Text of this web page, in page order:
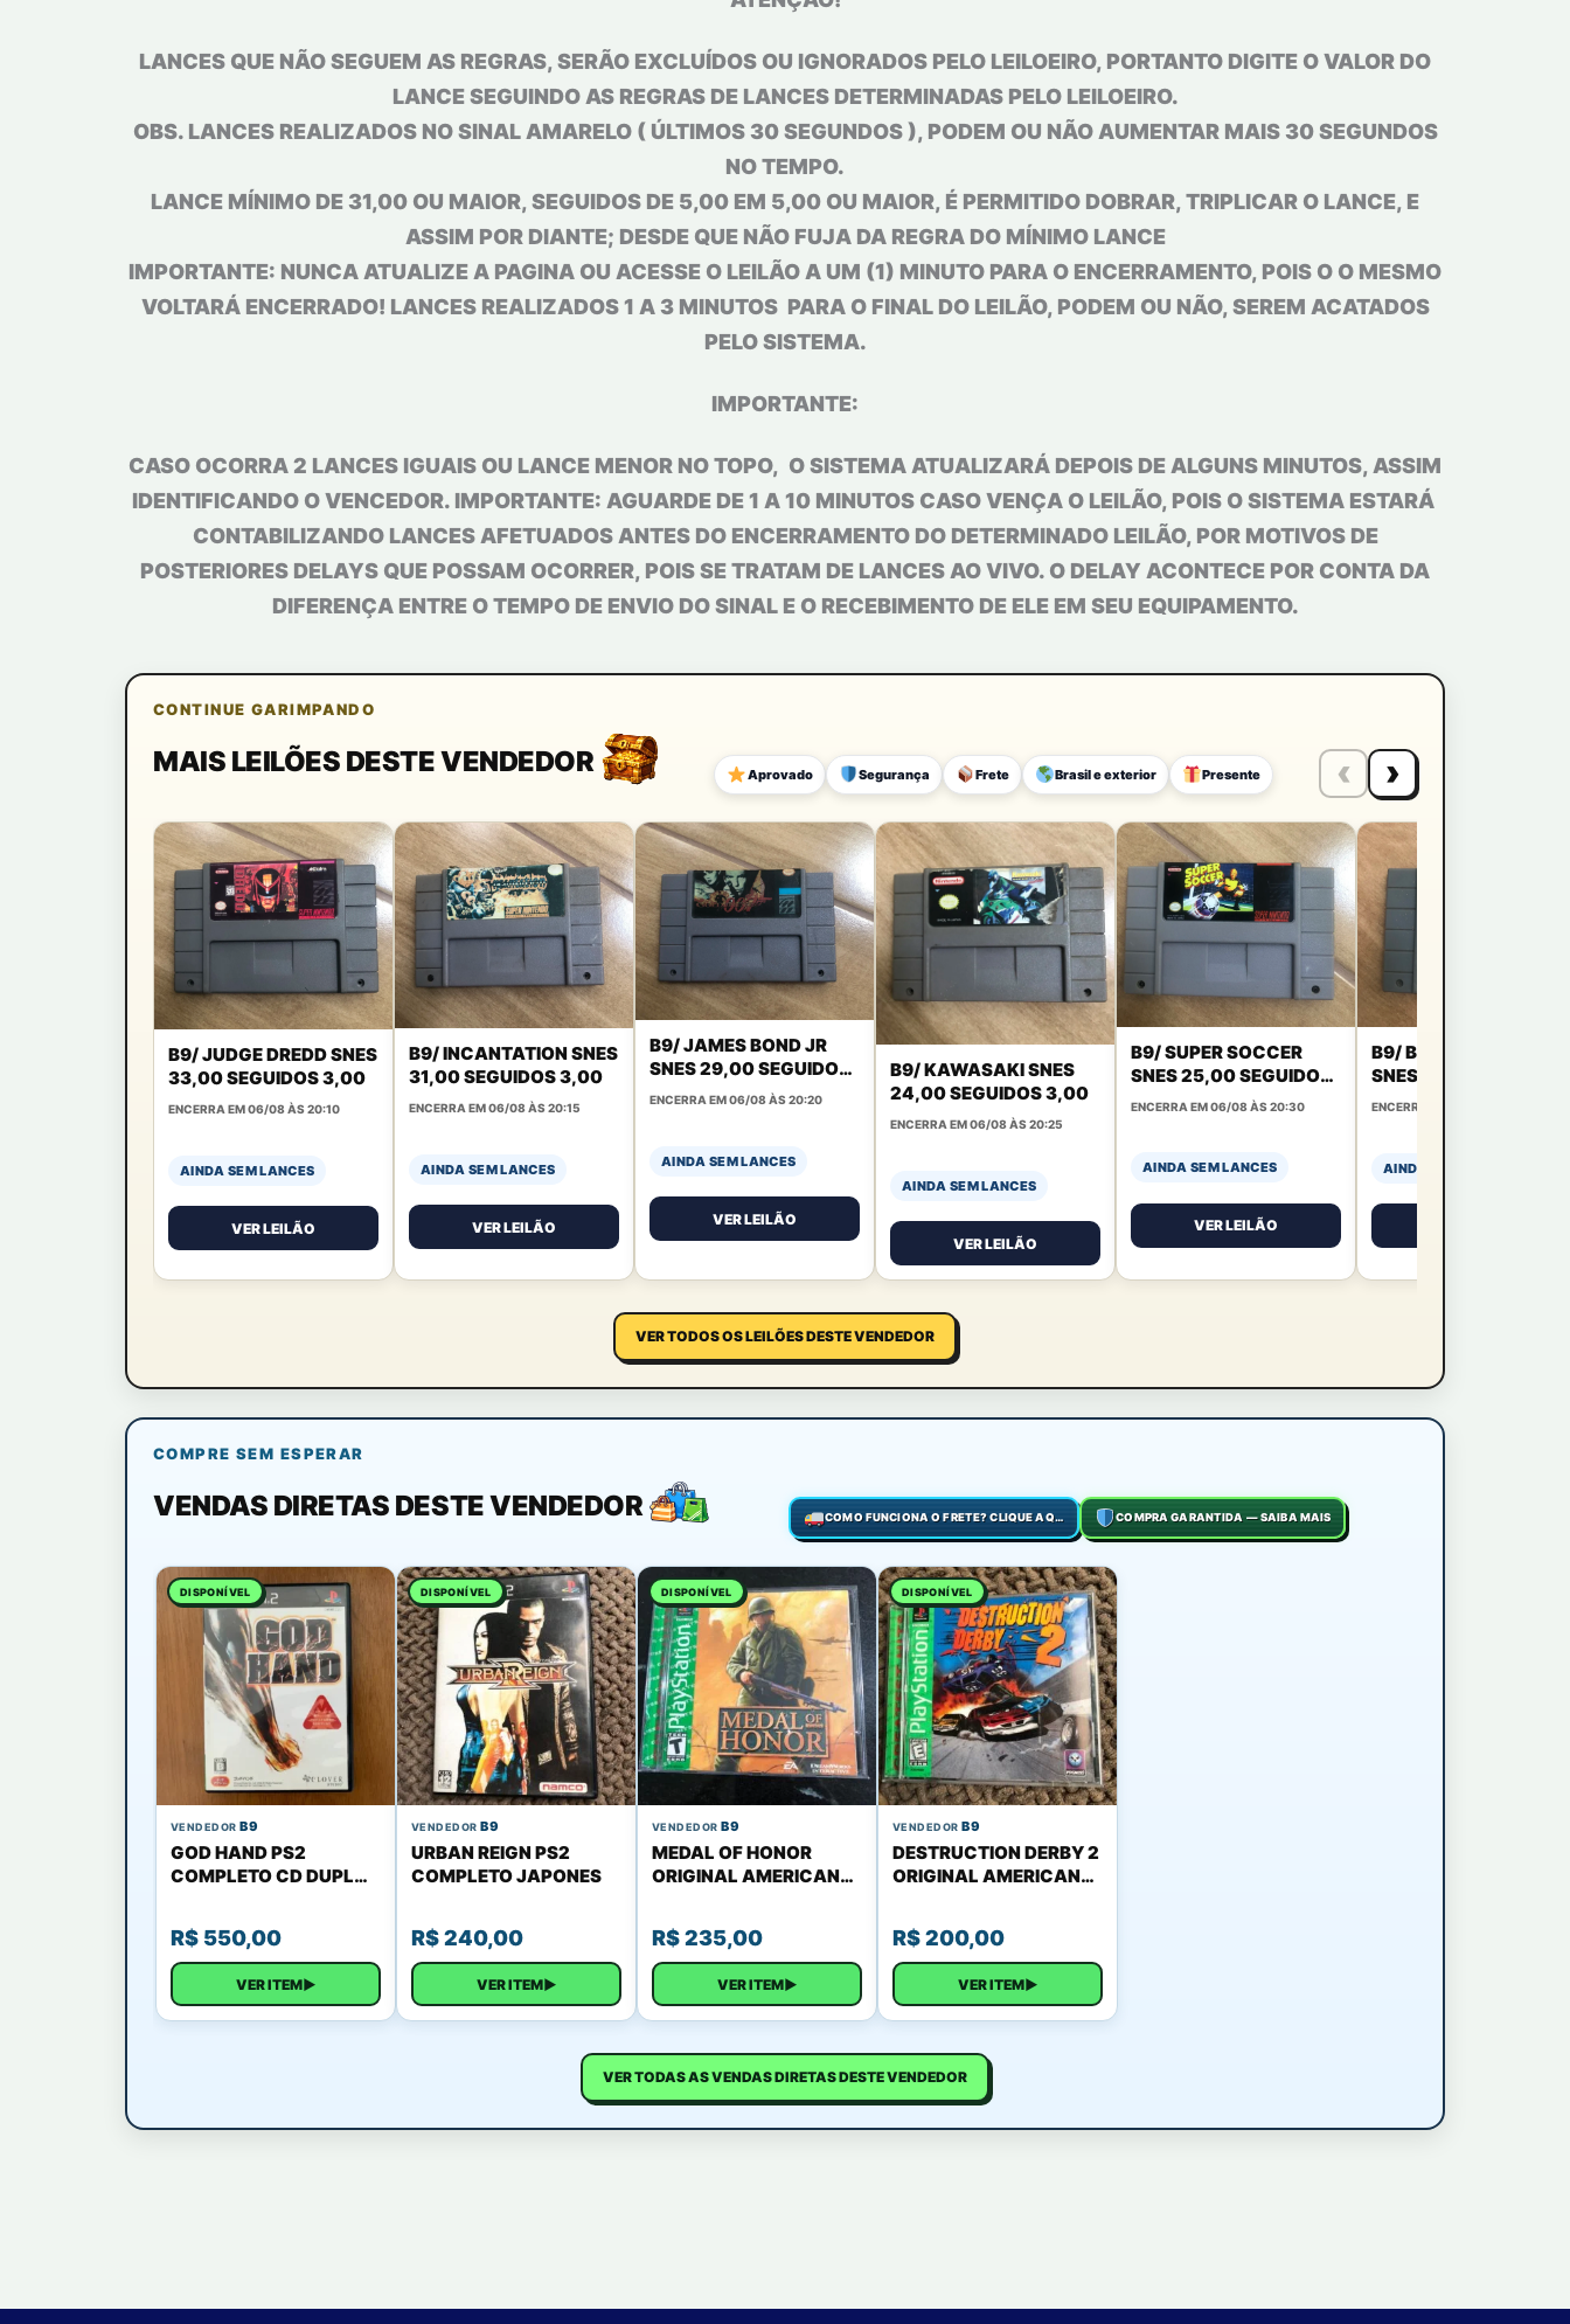
LANCES QUE NÃO SEGUEM AS REGRAS, SERÃO EXCLUÍDOS OU IGNORADOS PELO LEILOEIRO, PORTANTO DIGITE O VALOR DO
LANCE SEGUINDO AS REGRAS DE LANCES DETERMINADAS PELO LEILOEIRO.
OBS. LANCES REALIZADOS NO SINAL AMARELO ( ÚLTIMOS 30 SEGUNDOS ), PODEM OU NÃO AUMENTAR MAIS 30 SEGUNDOS
NO TEMPO.
LANCE MÍNIMO DE 31,00 OU MAIOR, SEGUIDOS DE 5,00 EM 5,00 OU MAIOR, É PERMITIDO DOBRAR, TRIPLICAR O LANCE, E
ASSIM POR DIANTE; DESDE QUE NÃO FUJA DA REGRA DO MÍNIMO LANCE
IMPORTANTE: NUNCA ATUALIZE A PAGINA OU ACESSE O LEILÃO A UM (1) MINUTO PARA O ENCERRAMENTO, POIS O O MESMO
VOLTARÁ ENCERRADO! LANCES REALIZADOS 1 A 3 MINUTOS PARA O FINAL DO LEILÃO, PODEM OU NÃO, SEREM ACATADOS
PELO SISTEMA.
IMPORTANTE:
CASO OCORRA 2 LANCES IGUAIS OU LANCE MENOR NO TOPO, O SISTEMA ATUALIZARÁ DEPOIS DE ALGUNS MINUTOS, ASSIM
IDENTIFICANDO O VENCEDOR. IMPORTANTE: AGUARDE DE 1 A 10 MINUTOS CASO VENÇA O LEILÃO, POIS O SISTEMA ESTARÁ
CONTABILIZANDO LANCES AFETUADOS ANTES DO ENCERRAMENTO DO DETERMINADO LEILÃO, POR MOTIVOS DE
POSTERIORES DELAYS QUE POSSAM OCORRER, POIS SE TRATAM DE LANCES AO VIVO. O DELAY ACONTECE POR CONTA DA
DIFERENÇA ENTRE O TEMPO DE ENVIO DO SINAL E O RECEBIMENTO DE ELE EM SEU EQUIPAMENTO.
CONTINUE GARIMPANDO
MAIS LEILÕES DESTE VENDEDOR Aprovado Segurança Frete Brasil e exterior Presente ‹ ›
B9/ JUDGE DREDD SNES
33,00 SEGUIDOS 3,00
ENCERRA EM 06/08 ÀS 20:10
AINDA SEM LANCES
VER LEILÃO
B9/ INCANTATION SNES
31,00 SEGUIDOS 3,00
ENCERRA EM 06/08 ÀS 20:15
AINDA SEM LANCES
VER LEILÃO
B9/ JAMES BOND JR
SNES 29,00 SEGUIDOS
3,00
ENCERRA EM 06/08 ÀS 20:20
AINDA SEM LANCES
VER LEILÃO
B9/ KAWASAKI SNES
24,00 SEGUIDOS 3,00
ENCERRA EM 06/08 ÀS 20:25
AINDA SEM LANCES
VER LEILÃO
B9/ SUPER SOCCER
SNES 25,00 SEGUIDOS
DE 3,00
ENCERRA EM 06/08 ÀS 20:30
AINDA SEM LANCES
VER LEILÃO
B9/ BEETHOVENS 2
SNES 27,00 SEGUIDOS
DE 3,00
ENCERRA EM 06/08 ÀS 20:45
AINDA SEM LANCES
VER TODOS OS LEILÕES DESTE VENDEDOR
COMPRE SEM ESPERAR
VENDAS DIRETAS DESTE VENDEDOR COMO FUNCIONA O FRETE? CLIQUE AQUI COMPRA GARANTIDA — SAIBA MAIS
DISPONÍVEL
VENDEDOR B9
GOD HAND PS2
COMPLETO CD DUPLO
R$ 550,00
VER ITEM▶
DISPONÍVEL
VENDEDOR B9
URBAN REIGN PS2
COMPLETO JAPONES
R$240,00
VER ITEM▶
DISPONÍVEL
VENDEDOR B9
MEDAL OF HONOR
ORIGINAL AMERICANO
COMPLETO
R$235,00
VER ITEM▶
DISPONÍVEL
VENDEDOR B9
DESTRUCTION DERBY 2
ORIGINAL AMERICANO
COMPLETO
R$200,00
VER ITEM▶
VER TODAS AS VENDAS DIRETAS DESTE VENDEDOR